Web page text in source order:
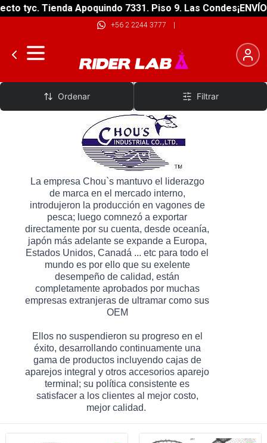
tyc. Tienda Apoquindo 7331. Piso 9. Las Condes
+56 2 2244 3777 |
Chous`s
Ordenar Filtrar
La empresa Chou`s mantuvo el liderazgo
de marca en el mercado interno,
introdujeron la producción en vagones de
pesca; luego comnezó a exportar
directamente por su cuenta, desde oceanía,
japón más adelante se expande a Europa,
Estados Unidos, Canadá ... etc para todo el
mundo es por ello que su exelente
desempeño de calidad, están
completamente aprobados por muchas
empresas extranjeras de ultramar como sus
OEM
Ellos no suspendieron su progreso en el
éxito, desarrollando continuamente una
gama de productos incluyendo cajas de
aparejos integral y otros accesorios aparejo
terminal; su política consistente es
satisfacer a los clientes al mejor costo,
mejor calidad.